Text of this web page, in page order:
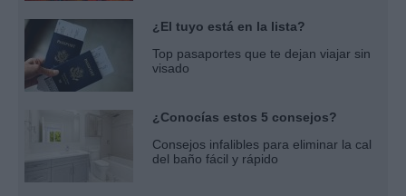
¿El tuyo está en la lista?
Top pasaportes que te dejan viajar sin
visado
¿Conocías estos 5 consejos?
Consejos infalibles para eliminar la cal
del baño fácil y rápido